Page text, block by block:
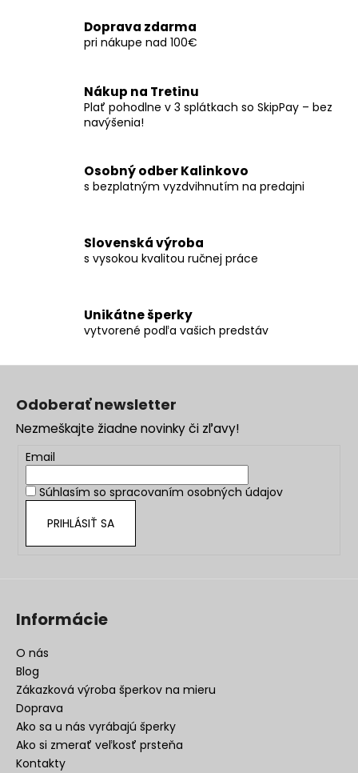
á
d
c
i
v
k
ý
p
u
Doprava zdarma
pri nákupe nad 100€
Nákup na Tretinu
Plať pohodlne v 3 splátkach so SkipPay – bez
navýšenia!
Osobný odber Kalinkovo
s bezplatným vyzdvihnutím na predajni
Slovenská výroba
s vysokou kvalitou ručnej práce
Unikátne šperky
vytvorené podľa vašich predstáv
Odoberať newsletter
Nezmeškajte žiadne novinky či zľavy!
Email
Súhlasím so spracovaním osobných údajov
PRIHLÁSIŤ SA
Informácie
O nás
Blog
Zákazková výroba šperkov na mieru
Doprava
Ako sa u nás vyrábajú šperky
Ako si zmerať veľkosť prsteňa
Kontakty